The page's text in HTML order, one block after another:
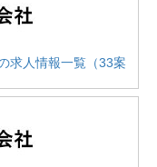
求人情報一覧（33案